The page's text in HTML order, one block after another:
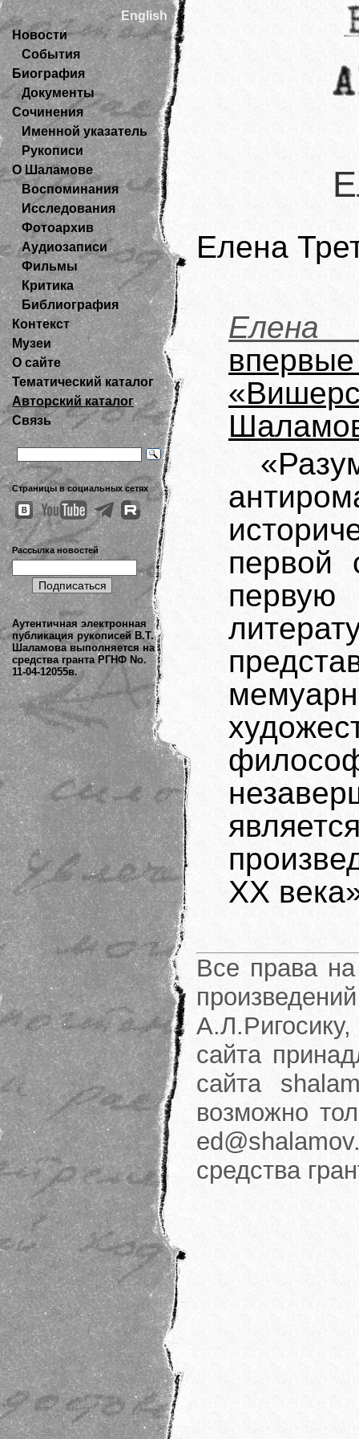
English
Новости
События
Биография
Документы
Сочинения
Именной указатель
Рукописи
О Шаламове
Воспоминания
Исследования
Фотоархив
Аудиозаписи
Фильмы
Критика
Библиография
Контекст
Музеи
О сайте
Тематический каталог
Авторский каталог
Связь
Страницы в социальных сетях
Рассылка новостей
Аутентичная электронная
публикация рукописей В.Т.
Шаламова выполняется на
средства гранта РГНФ No.
11-04-12055в.
Елена
Елена
первой
первую
ХХ
Все права на
сайта
сайта
возможно
средства